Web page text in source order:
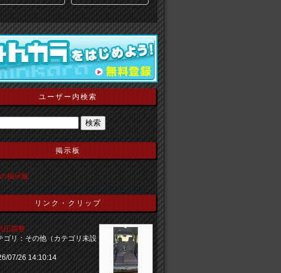
ユーザー内検索
掲示板
掲示板
リンク・クリップ
圧調整
ゴリ：その他（カテゴリ未設
07/26 14:10:14